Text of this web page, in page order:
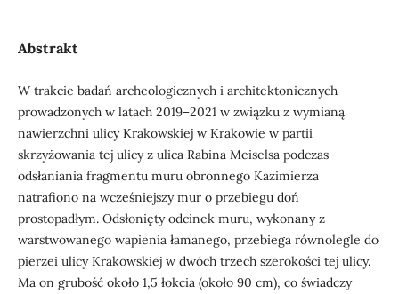
Abstrakt
W trakcie badań archeologicznych i architektonicznych
prowadzonych w latach 2019–2021 w związku z wymianą
nawierzchni ulicy Krakowskiej w Krakowie w partii
skrzyżowania tej ulicy z ulica Rabina Meiselsa podczas
odsłaniania fragmentu muru obronnego Kazimierza
natrafiono na wcześniejszy mur o przebiegu doń
prostopadłym. Odsłonięty odcinek muru, wykonany z
warstwowanego wapienia łamanego, przebiega równolegle do
pierzei ulicy Krakowskiej w dwóch trzech szerokości tej ulicy.
Ma on grubość około 1,5 łokcia (około 90 cm), co świadczy